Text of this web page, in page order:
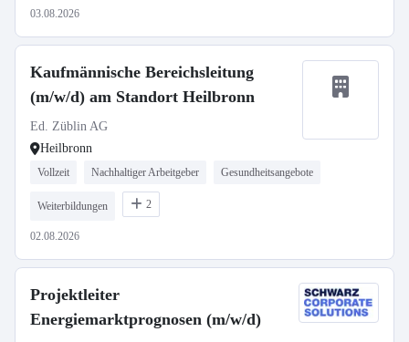
03.08.2026
Kaufmännische Bereichsleitung
(m/w/d) am Standort Heilbronn
Ed. Züblin AG
Heilbronn
Vollzeit Nachhaltiger Arbeitgeber Gesundheitsangebote
Weiterbildungen 2
02.08.2026
Projektleiter
Energiemarktprognosen (m/w/d)